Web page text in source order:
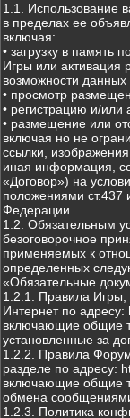
1.1.
в пределах ее
включая:
• загрузку в память
Игры или
возможности
• просмотр
• регистрацию и/или
• размещение или
включая но не
ссылки,
иная информация,
«Договор») на
положениями ст.437
Федерации.
1.2. Обязательным
безоговорочное
применяемых к
определенных
«Обязательные
1.2.1. Правила
Интернет по адресу:
включающие общие
установленные за
1.2.2. Правила
разделе по адресу:
включающие общие
обмена сообщениями
1.2.3. Политика